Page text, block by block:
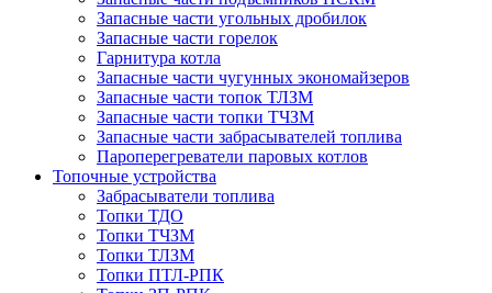
Запасные части угольных дробилок
Запасные части горелок
Гарнитура котла
Запасные части чугунных экономайзеров
Запасные части топок ТЛЗМ
Запасные части топки ТЧЗМ
Запасные части забрасывателей топлива
Пароперегреватели паровых котлов
Топочные устройства
Забрасыватели топлива
Топки ТДО
Топки ТЧЗМ
Топки ТЛЗМ
Топки ПТЛ-РПК